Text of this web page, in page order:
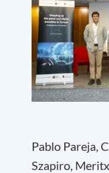
Pablo Pareja,
Szapiro,